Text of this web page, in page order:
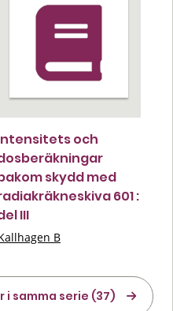
och
skydd med
601 :
III
B
i samma serie (37)